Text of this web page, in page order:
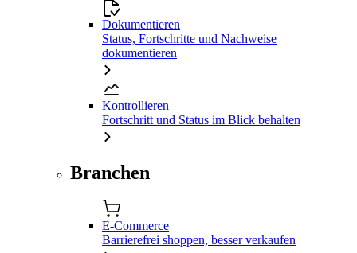
Dokumentieren
Status, Fortschritte und Nachweise
dokumentieren
Kontrollieren
Fortschritt und Status im Blick behalten
Branchen
E-Commerce
Barrierefrei shoppen, besser verkaufen